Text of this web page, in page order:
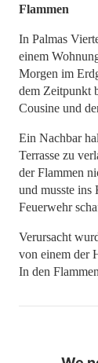
Flammen
In Palmas
einem
Morgen im
dem Zeitpunkt
Cousine und
Ein Nachbar
Terrasse zu
der Flammen
und musste ins
Feuerwehr
Verursacht
von einem der
In den